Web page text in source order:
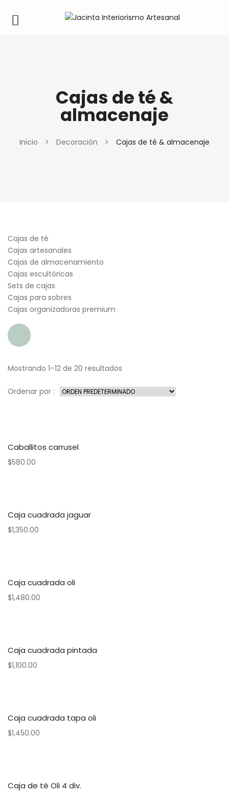
Cajas de té &
almacenaje
Inicio > Decoración > Cajas de té & almacenaje
Cajas de té
Cajas artesanales
Cajas de almacenamiento
Cajas escultóricas
Sets de cajas
Cajas para sobres
Cajas organizadoras premium
Mostrando 1–12 de 20 resultados
Ordenar por :
Caballitos carrusel
$580.00
Caja cuadrada jaguar
$1,350.00
Caja cuadrada oli
$1,480.00
Caja cuadrada pintada
$1,100.00
Caja cuadrada tapa oli
$1,450.00
Caja de té Oli 4 div.